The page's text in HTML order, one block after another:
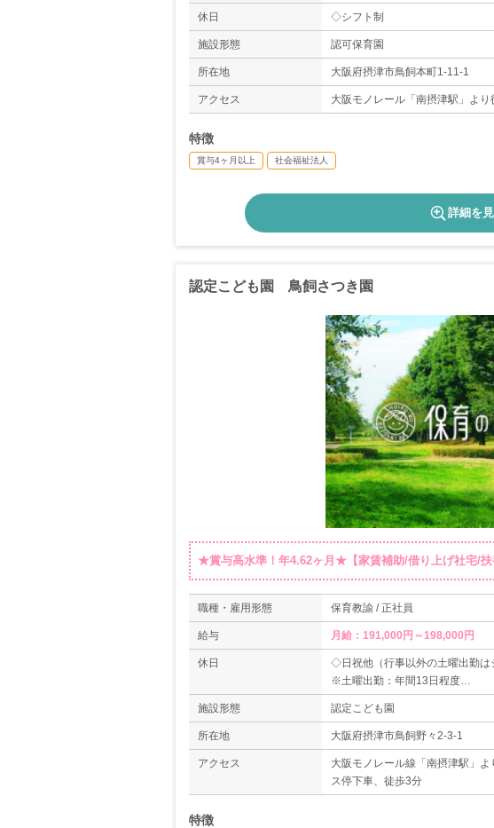
休日 ◇シフト制
施設形態 認可保育園
所在地 大阪府摂津市鳥飼本町1-11-1
アクセス 大阪モノレール「南摂津駅」より
特徴
賞与4ヶ月以上 社会福祉法人
詳細を
認定こども園 鳥飼さつき園
★賞与高水準！年4.62ヶ月★【家賃補助/借り上げ社宅/扶
職種・雇用形態 保育教諭 / 正社員
給与 月給：191,000円～198,000円
休日
◇日祝他（行事以外の土曜出勤は
※土曜出勤：年間13日程度
◇夏季休暇（平日5日間＋土曜2日
◇年末年始休暇（12/29～1/3）
◇有給休暇
◇産前産後休暇、育児休暇（取得
＊年間休日数105日
施設形態 認定こども園
所在地 大阪府摂津市鳥飼野々2-3-1
アクセス
大阪モノレール線「南摂津駅」
ス停下車、徒歩3分
特徴